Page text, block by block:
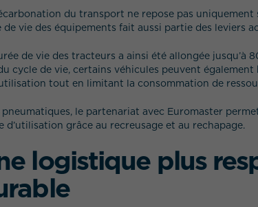
du transport ne repose pas uniquement
de vie des équipements fait aussi partie des leviers
de vie des tracteurs a ainsi été allongée jusqu’à
cycle de vie, certains véhicules peuvent
tout en limitant la consommation de
le partenariat avec Euromaster
d’utilisation grâce au recreusage et au rechapage.
logistique plus